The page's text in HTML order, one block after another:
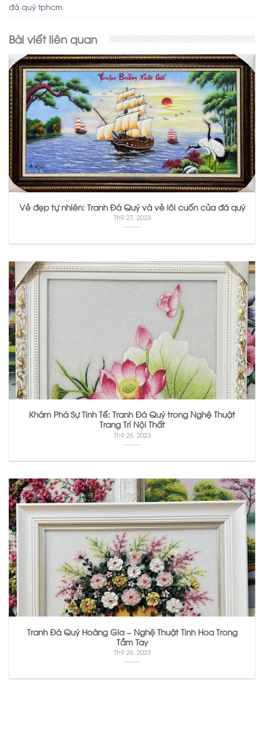
đá quý tphcm.
Bài viết liên quan
Vẻ đẹp tự nhiên: Tranh Đá Quý và vẻ lôi cuốn của đá quý
Th9 27, 2023
Khám Phá Sự Tinh Tế: Tranh Đá Quý trong Nghệ Thuật
Trang Trí Nội Thất
Th9 26, 2023
Tranh Đá Quý Hoàng Gia – Nghệ Thuật Tinh Hoa Trong
Tầm Tay
Th9 26, 2023